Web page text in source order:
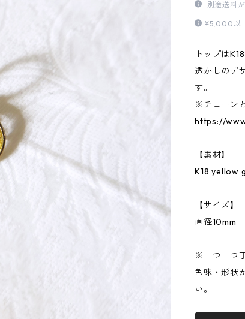
別途送料
¥5,000以
トップは
透かしのデ
す。
※チェーン
https://
【素材】
K18 yellow
【サイズ】
直径10mm
※一つ一つ
色味・形状
い。